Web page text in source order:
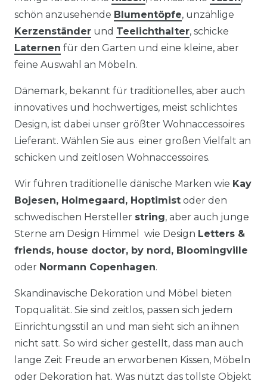
schön anzusehende Blumentöpfe, unzählige
Kerzenständer und Teelichthalter, schicke
Laternen für den Garten und eine kleine, aber
feine Auswahl an Möbeln.
Dänemark, bekannt für traditionelles, aber auch
innovatives und hochwertiges, meist schlichtes
Design, ist dabei unser größter Wohnaccessoires
Lieferant. Wählen Sie aus einer großen Vielfalt an
schicken und zeitlosen Wohnaccessoires.
Wir führen traditionelle dänische Marken wie Kay
Bojesen, Holmegaard, Hoptimist oder den
schwedischen Hersteller string, aber auch junge
Sterne am Design Himmel wie Design Letters &
friends, house doctor, by nord, Bloomingville
oder Normann Copenhagen.
Skandinavische Dekoration und Möbel bieten
Topqualität. Sie sind zeitlos, passen sich jedem
Einrichtungsstil an und man sieht sich an ihnen
nicht satt. So wird sicher gestellt, dass man auch
lange Zeit Freude an erworbenen Kissen, Möbeln
oder Dekoration hat. Was nützt das tollste Objekt